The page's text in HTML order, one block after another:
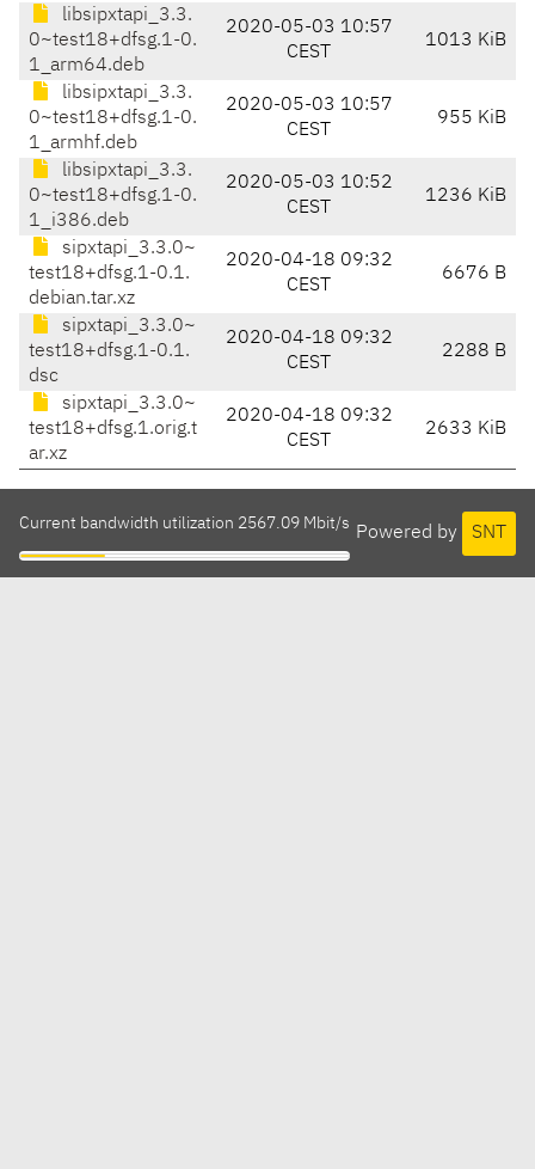
libsipxtapi_3.3.
0~test18+dfsg.1-0.
1_arm64.deb
2020-05-03 10:57
CEST
1013 KiB
libsipxtapi_3.3.
0~test18+dfsg.1-0.
1_armhf.deb
2020-05-03 10:57
CEST
955 KiB
libsipxtapi_3.3.
0~test18+dfsg.1-0.
1_i386.deb
2020-05-03 10:52
CEST
1236 KiB
sipxtapi_3.3.0~
test18+dfsg.1-0.1.
debian.tar.xz
2020-04-18 09:32
CEST
6676 B
sipxtapi_3.3.0~
test18+dfsg.1-0.1.
dsc
2020-04-18 09:32
CEST
2288 B
sipxtapi_3.3.0~
test18+dfsg.1.orig.t
ar.xz
2020-04-18 09:32
CEST
2633 KiB
Powered by SNT
Current bandwidth utilization 2567.09 Mbit/s